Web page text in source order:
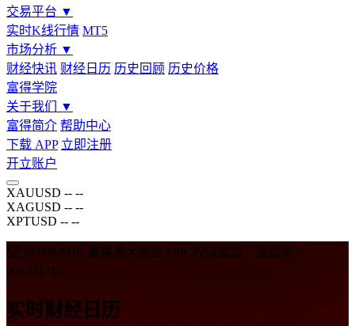
交易平台 ▼
实时K线行情 MT5
市场分析 ▼
财经快讯 财经日历 历史回顾 历史价格
富得学院
关于我们
▼
富得简介 帮助中心
下载 APP 立即注册
开立账户
XAUUSD -- --
XAGUSD -- --
XPTUSD -- --
🏆 FDTRADE 富得澳大利亚ASIC权威监管，监管号：
001311713
实时财经日历